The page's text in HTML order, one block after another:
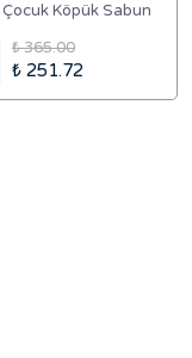
Köpük Sabun
₺ 365.00
₺ 251.72